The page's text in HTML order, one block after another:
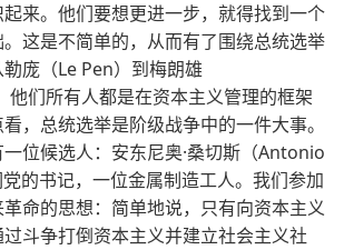
来。他们要想更进一步，就得找到一个
这是不简单的，从而有了围绕总统选举
庞（Le Pen）到梅朗雄
他们所有人都是在资本主义管理的框架
，总统选举是阶级战争中的一件大事。
位候选人：安东尼奥·桑切斯（Antonio
的书记，一位金属制造工人。我们参加
命的思想：简单地说，只有向资本主义
斗争打倒资本主义并建立社会主义社